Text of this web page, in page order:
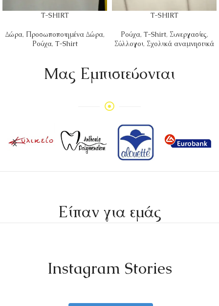
T-SHIRT
Δώρα, Προσωποποιημένα Δώρα,
Ρούχα, T-Shirt
T-SHIRT
Ρούχα, T-Shirt, Συνεργασίες,
Σύλλογοι, Σχολικά αναμνηστικά
Mας Εμπιστεύονται
Είπαν για εμάς
Instagram Stories